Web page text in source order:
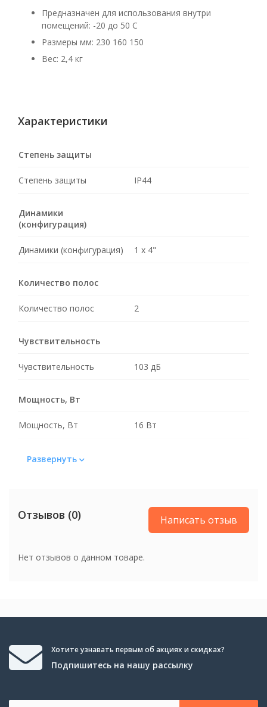
Предназначен для использования внутри
помещений: -20 до 50 C
Размеры мм: 230 160 150
Вес: 2,4 кг
Характеристики
Степень защиты
Степень защиты IP44
Динамики
(конфигурация)
Динамики (конфигурация) 1 x 4"
Количество полос
Количество полос 2
Чувствительность
Чувствительность 103 дБ
Мощность, Вт
Мощность, Вт 16 Вт
Цвет
Вес
Развернуть
Отзывов (0) Написать отзыв
Нет отзывов о данном товаре.
Хотите узнавать первым об акциях и скидках?
Подпишитесь на нашу рассылку